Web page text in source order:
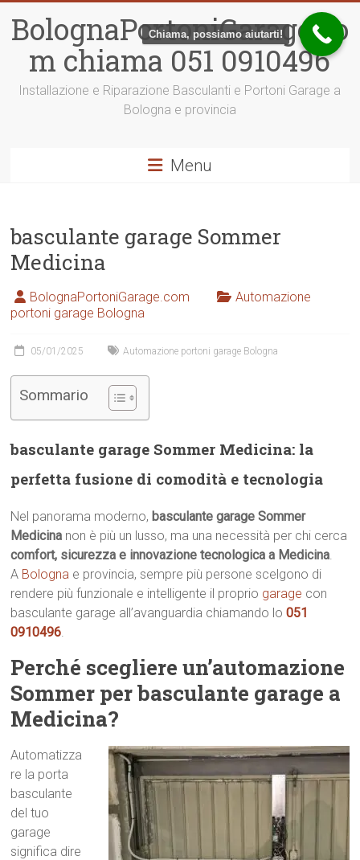
contenuto
BolognaPortoniGarage.co
m chiama 051 0910496
Installazione e Riparazione Basculanti e Portoni Garage a
Bologna e provincia
Menu
basculante garage Sommer
Medicina
BolognaPortoniGarage.com
Automazione
portoni garage Bologna
05/01/2025 Automazione portoni garage Bologna
Sommario
basculante garage Sommer Medicina: la
perfetta fusione di comodità e tecnologia
Nel panorama moderno, basculante garage Sommer
Medicina non è più un lusso, ma una necessità per chi cerca
comfort, sicurezza e innovazione tecnologica a Medicina.
A Bologna e provincia, sempre più persone scelgono di
rendere più funzionale e intelligente il proprio garage con
basculante garage all’avanguardia chiamando lo051
0910496.
Perché scegliere un’automazione
Sommer per basculante garage a
Medicina?
Automatizza
re la porta
basculante
del tuo
garage
significa dire
Chiama, possiamo aiutarti!